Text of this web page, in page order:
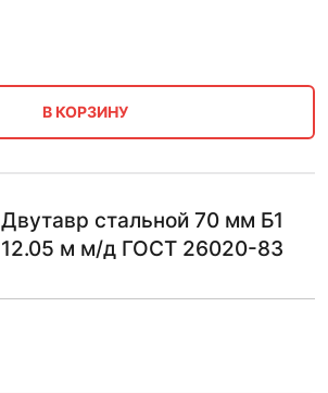
В КОРЗИНУ
Двутавр стальной 70 мм Б1
12.05 м м/д ГОСТ 26020-83